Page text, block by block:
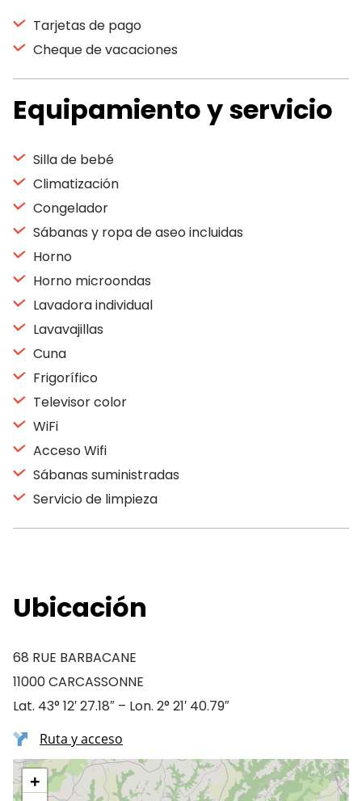
Tarjetas de pago
Cheque de vacaciones
Equipamiento y servicio
Silla de bebé
Climatización
Congelador
Sábanas y ropa de aseo incluidas
Horno
Horno microondas
Lavadora individual
Lavavajillas
Cuna
Frigorífico
Televisor color
WiFi
Acceso Wifi
Sábanas suministradas
Servicio de limpieza
Ubicación
68 RUE BARBACANE
11000 CARCASSONNE
Lat. 43° 12′ 27.18″ – Lon. 2° 21′ 40.79″
Ruta y acceso
+